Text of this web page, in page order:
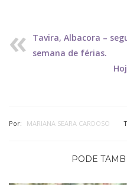
Tavira, Albacora –
semana de férias.
Por: MARIANA SEARA CARDOSO
PODE